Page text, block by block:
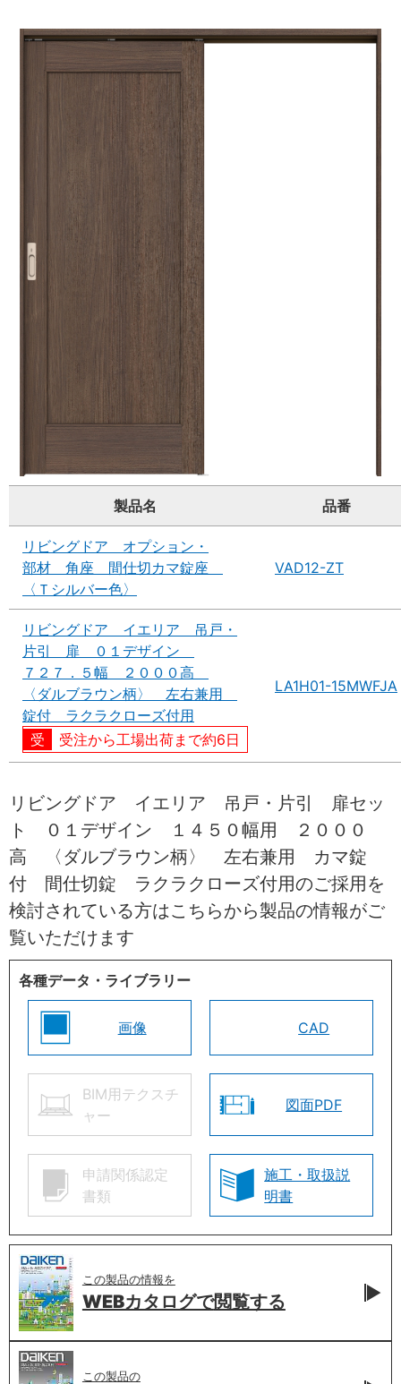
製品名 品番
リビングドア オプション・
部材 角座 間仕切カマ錠座
〈Ｔシルバー色〉
VAD12-ZT
リビングドア イエリア 吊戸・
片引 扉 ０１デザイン
７２７．５幅 ２０００高
〈ダルブラウン柄〉 左右兼用
錠付 ラクラクローズ付用
受注から工場出荷まで約6日
LA1H01-15MWFJA
リビングドア イエリア 吊戸・片引 扉セッ
ト ０１デザイン １４５０幅用 ２０００
高 〈ダルブラウン柄〉 左右兼用 カマ錠
付 間仕切錠 ラクラクローズ付用のご採用を
検討されている方はこちらから製品の情報がご
覧いただけます
各種データ・ライブラリー
画像 CAD
BIM用テクスチ
ャー
図面PDF
申請関係認定
書類
施工・取扱説
明書
この製品の情報を
WEBカタログで閲覧する
この製品の